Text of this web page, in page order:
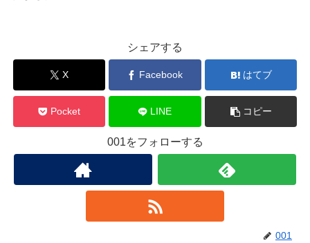
シェアする
X Facebook はてブ
Pocket LINE コピー
001をフォローする
001